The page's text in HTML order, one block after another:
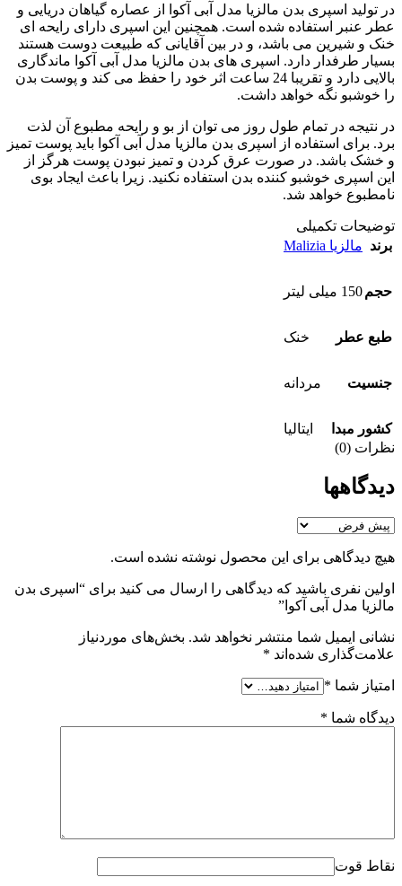
در تولید اسپری بدن مالزیا مدل آبی آکوا از عصاره گیاهان دریایی و
عطر عنبر استفاده شده است. همچنین این اسپری دارای رایحه ای
خنک و شیرین می باشد، و در بین آقایانی که طبیعت دوست هستند
بسیار طرفدار دارد. اسپری های بدن مالزیا مدل آبی آکوا ماندگاری
بالایی دارد و تقریبا 24 ساعت اثر خود را حفظ می کند و پوست بدن
را خوشبو نگه خواهد داشت.
در نتیجه در تمام طول روز می توان از بو و رایحه مطبوع آن لذت
برد. برای استفاده از اسپری بدن مالزیا مدل آبی آکوا باید پوست تمیز
و خشک باشد. در صورت عرق کردن و تمیز نبودن پوست هرگز از
این اسپری خوشبو کننده بدن استفاده نکنید. زیرا باعث ایجاد بوی
نامطبوع خواهد شد.
توضیحات تکمیلی
برند مالزیا Malizia
حجم150 میلی لیتر
طبع عطر خنک
جنسيت مردانه
کشور مبدا
ایتالیا
نظرات (0)
دیدگاهها
هیچ دیدگاهی برای این محصول نوشته نشده است.
اولین نفری باشید که دیدگاهی را ارسال می کنید برای “اسپری بدن
مالزیا مدل آبی آکوا”
نشانی ایمیل شما منتشر نخواهد شد. بخش‌های موردنیاز
علامت‌گذاری شده‌اند *
امتیاز شما *
دیدگاه شما *
نقاط قوت